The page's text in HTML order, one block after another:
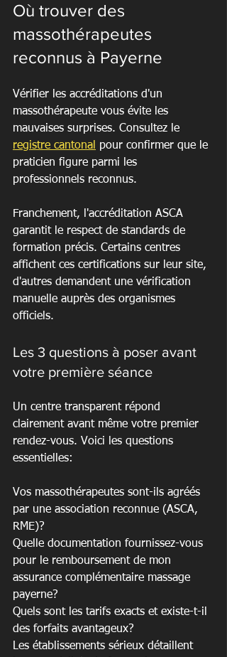
Où trouver des
massothérapeutes
reconnus à Payerne
Vérifier les accréditations d'un
massothérapeute vous évite les
mauvaises surprises. Consultez le
registre cantonal
pour confirmer que le
praticien figure parmi les
professionnels reconnus.
Franchement, l'accréditation ASCA
garantit le respect de standards de
formation précis. Certains centres
affichent ces certifications sur leur site,
d'autres demandent une vérification
manuelle auprès des organismes
officiels.
Les 3 questions à poser avant
votre première séance
Un centre transparent répond
clairement avant même votre premier
rendez-vous. Voici les questions
essentielles:
Vos massothérapeutes sont-ils agréés
par une association reconnue (ASCA,
RME)?
Quelle documentation fournissez-vous
pour le remboursement de mon
assurance complémentaire massage
payerne?
Quels sont les tarifs exacts et existe-t-il
des forfaits avantageux?
Les établissements sérieux détaillent